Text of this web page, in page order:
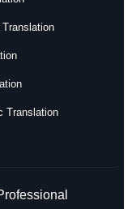
Translation
Translation